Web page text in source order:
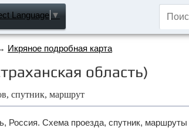
Language ▼
Икряное подробная карта
область)
спутник, маршрут
Россия. Схема проезда, спутник,